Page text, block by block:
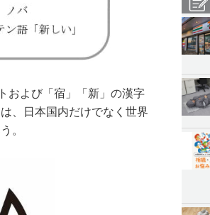
および「宿」「新」の漢字
、日本国内だけでなく世界
。